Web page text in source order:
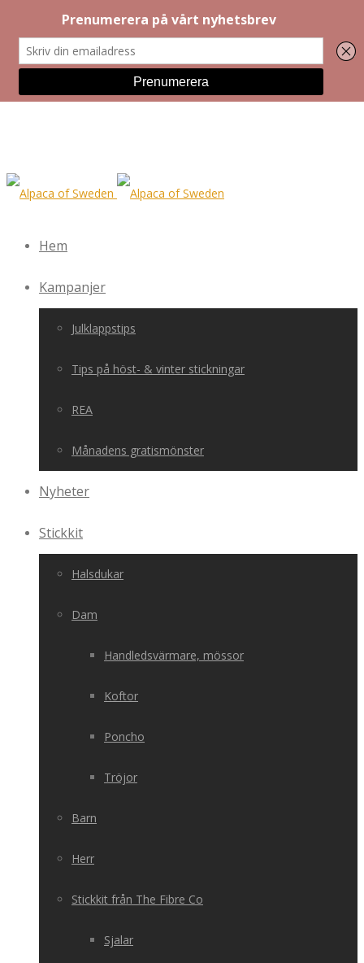
Hem
Kampanjer
Julklappstips
Tips på höst- & vinter stickningar
REA
Månadens gratismönster
Nyheter
Stickkit
Halsdukar
Dam
Handledsvärmare, mössor
Koftor
Poncho
Tröjor
Barn
Herr
Stickkit från The Fibre Co
Sjalar